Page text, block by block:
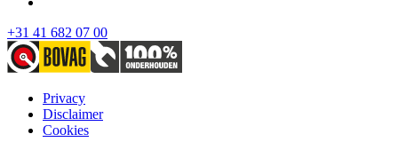
+31 41 682 07 00
Privacy
Disclaimer
Cookies